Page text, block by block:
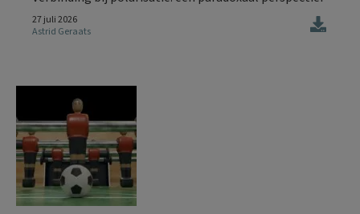
27 juli 2026
Astrid Geraats